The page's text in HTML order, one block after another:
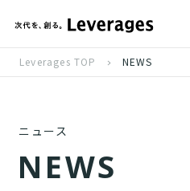
Leverages TOP NEWS
ニュース
NEWS